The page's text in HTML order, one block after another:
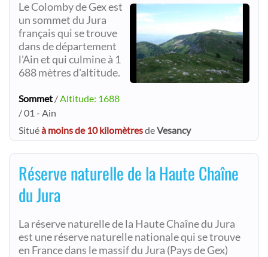
Le Colomby de Gex est
un sommet du Jura
français qui se trouve
dans de département
l'Ain et qui culmine à 1
688 mètres d'altitude.
Sommet /Altitude: 1688
/ 01 - Ain
Situéà moins de 10 kilomètresdeVesancy
Réserve naturelle de la Haute Chaîne
du Jura
La réserve naturelle de la Haute Chaîne du Jura
est une réserve naturelle nationale qui se trouve
en France dans le massif du Jura (Pays de Gex)